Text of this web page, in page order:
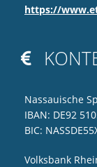
https://

Nassauische
IBAN: DE92
BIC:
Volksbank